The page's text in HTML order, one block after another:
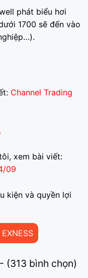
phát biểu hơi
1700 sẽ đến vào
Channel Trading
xem bài viết:
09
kiện và quyền lợi
(313 bình chọn)